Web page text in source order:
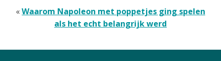
«Waarom Napoleon met poppetjes ging spelen
als het echt belangrijk werd